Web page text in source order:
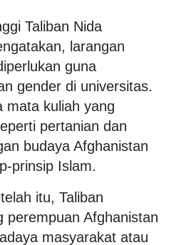
Taliban Nida
larangan
guna
gender di universitas.
mata kuliah yang
pertanian dan
budaya Afghanistan
prinsip Islam.
itu, Taliban
perempuan Afghanistan
masyarakat atau